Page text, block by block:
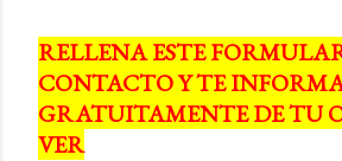
RELLENA ESTE
CONTACTO Y TE
GRATUITAMENTE DE TU
VER